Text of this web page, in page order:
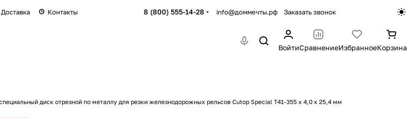
Доставка Контакты 8 (800) 555-14-28 info@доммечты.рф Заказать звонок
ВойтиСравнениеИзбранноеКорзина
диск отрезной по металлу для резки железнодорожных рельсов Cutop Special Т41-355 х 4,0 х 25,4 мм